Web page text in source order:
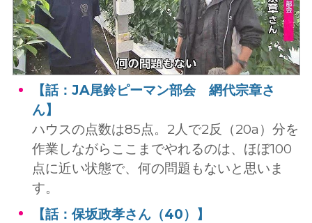
【話：JA尾鈴ピーマン部会 網代宗章さ
ん】
ハウスの点数は85点。2人で2反（20a）分を
作業しながらここまでやれるのは、ほぼ100
点に近い状態で、何の問題もないと思いま
す。
【話：保坂政孝さん（40）】